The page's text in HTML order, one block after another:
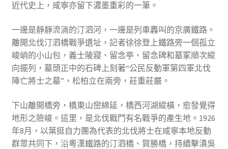
近代史上，咸寧亦留下濃墨重彩的一筆。
一邊是靜靜流淌的汀泗河，一邊是列車轟叫的京廣鐵路。
離開北伐汀泗橋戰爭遺址，記者徐徐登上鐵路旁一個孤立
峻峭的小山包，義士陵寢、留念亭、留念碑和墓冢順次縱
向擺列，墓頭正中的石碑上刻著“公民反動軍第四軍北伐
陣亡將士之墓”，松柏立在兩旁，莊重莊嚴。
下山離開橋旁，橋東山巒綿延，橋西河湖縱橫，愈發覺得
地形之險峻。這里，是北伐戰鬥有名戰爭的產生地。1926
年8月，以葉挺自力團為代表的北伐將士在咸寧本地反動
群眾共同下，沿粵漢鐵路的汀泗橋、賀勝橋，持續擊潰吳